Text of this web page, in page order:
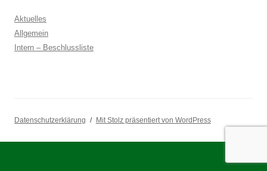
Aktuelles
Allgemein
Intern – Beschlussliste
Datenschutzerklärung Mit Stolz präsentiert von WordPress